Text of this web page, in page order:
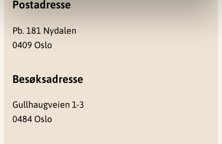
Postadresse
Pb. 181 Nydalen
0409 Oslo
Besøksadresse
Gullhaugveien 1-3
0484 Oslo